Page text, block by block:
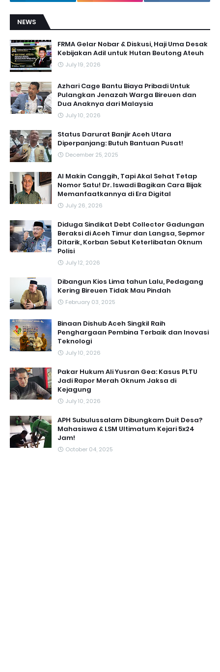
NEWS
FRMA Gelar Nobar & Diskusi, Haji Uma Desak
Kebijakan Adil untuk Hutan Beutong Ateuh
July 19, 2026
Azhari Cage Bantu Biaya Pribadi Untuk
Pulangkan Jenazah Warga Bireuen dan
Dua Anaknya dari Malaysia
July 10, 2026
Status Darurat Banjir Aceh Utara
Diperpanjang: Butuh Bantuan Pusat!
December 25, 2025
AI Makin Canggih, Tapi Akal Sehat Tetap
Nomor Satu! Dr. Iswadi Bagikan Cara Bijak
Memanfaatkannya di Era Digital
July 26, 2026
Diduga Sindikat Debt Collector Gadungan
Beraksi di Aceh Timur dan Langsa, Sepmor
Ditarik, Korban Sebut Keterlibatan Oknum
Polisi
July 12, 2026
Dibangun Kios Lima tahun Lalu, Pedagang
Kering Bireuen Tidak Mau Pindah
February 03, 2025
Binaan Dishub Aceh Singkil Raih
Penghargaan Pembina Terbaik dan Inovasi
Teknologi
July 10, 2026
Pakar Hukum Ali Yusran Gea: Kasus PLTU
Jadi Rapor Merah Oknum Jaksa di
Kejagung
July 10, 2026
APH Subulussalam Dibungkam Duit Desa?
Mahasiswa & LSM Ultimatum Kejari 5x24
Jam!
October 04, 2025